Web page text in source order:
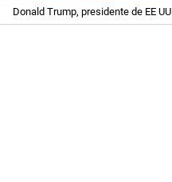
Donald Trump, presidente de EE UU